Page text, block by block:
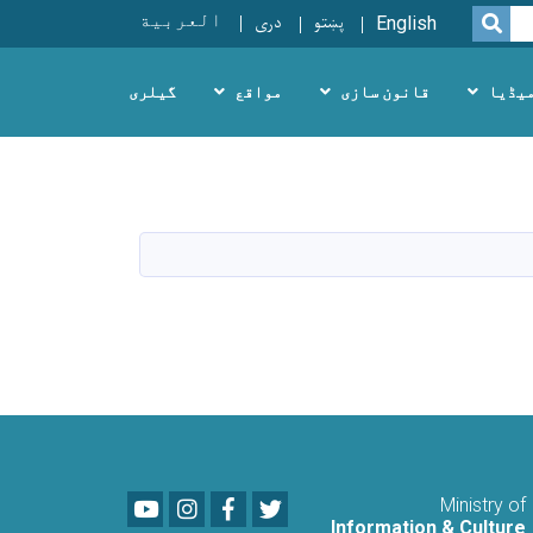
SEARCH
English پښتو دری العربية
میڈیا قانون سازی مواقع گیلری
Ministry of
Information & Culture
YoutubeLinkedIn
Facebook